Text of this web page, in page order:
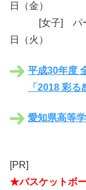
日（金）
[女子] パーク
日（火）
平成30年度
「2018 彩る
愛知県高等
[PR]
★バスケットボ